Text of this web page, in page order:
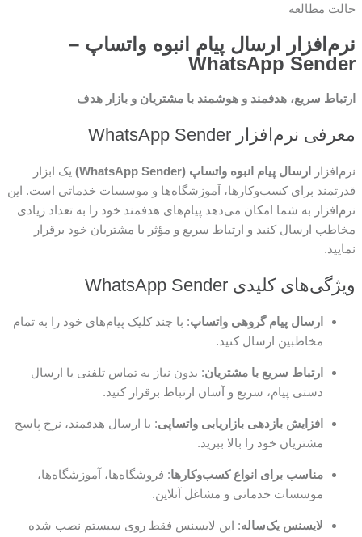
حالت مطالعه
نرم‌افزار ارسال پیام انبوه واتساپ –
WhatsApp Sender
ارتباط سریع، هدفمند و هوشمند با مشتریان و بازار هدف
معرفی نرم‌افزار WhatsApp Sender
نرم‌افزار ارسال پیام انبوه واتساپ (WhatsApp Sender)
یک ابزار
قدرتمند برای کسب‌وکارها، آموزشگاه‌ها و موسسات خدماتی است. این
نرم‌افزار به شما امکان می‌دهد پیام‌های هدفمند خود را به تعداد زیادی
مخاطب ارسال کنید و ارتباط سریع و مؤثر با مشتریان خود برقرار
نمایید.
ویژگی‌های کلیدی WhatsApp Sender
ارسال پیام گروهی واتساپ: با چند کلیک پیام‌های خود را به تمام
مخاطبین ارسال کنید.
ارتباط سریع با مشتریان: بدون نیاز به تماس تلفنی یا ارسال
دستی پیام، سریع و آسان ارتباط برقرار کنید.
افزایش بازدهی بازاریابی واتساپی: با ارسال هدفمند، نرخ پاسخ
مشتریان خود را بالا ببرید.
مناسب برای انواع کسب‌وکارها: فروشگاه‌ها، آموزشگاه‌ها،
موسسات خدماتی و مشاغل آنلاین.
لایسنس یک‌ساله: این لایسنس فقط روی سیستم نصب شده